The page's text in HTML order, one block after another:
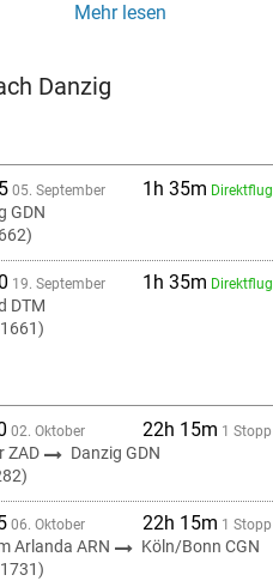
Mehr lesen
Danzig
05. September 1h 35m Direktflug
GDN
19. September 1h 35m Direktflug
DTM
02. Oktober 22h 15m 1 Stopp
ZAD
Danzig GDN
06. Oktober 22h 15m 1 Stopp
Arlanda ARN
Köln/Bonn CGN